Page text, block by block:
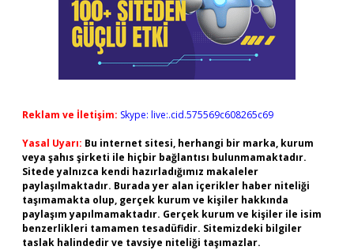
Reklam ve İletişim: Skype: live:.cid.575569c608265c69
Yasal Uyarı: Bu internet sitesi, herhangi bir marka, kurum
veya şahıs şirketi ile hiçbir bağlantısı bulunmamaktadır.
Sitede yalnızca kendi hazırladığımız makaleler
paylaşılmaktadır. Burada yer alan içerikler haber niteliği
taşımamakta olup, gerçek kurum ve kişiler hakkında
paylaşım yapılmamaktadır. Gerçek kurum ve kişiler ile isim
benzerlikleri tamamen tesadüfidir. Sitemizdeki bilgiler
taslak halindedir ve tavsiye niteliği taşımazlar.